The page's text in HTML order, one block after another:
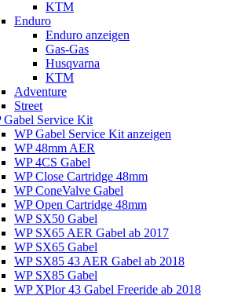
KTM
Enduro
Enduro anzeigen
Gas-Gas
Husqvarna
KTM
Adventure
Street
Gabel Service Kit
WP Gabel Service Kit anzeigen
WP 48mm AER
WP 4CS Gabel
WP Close Cartridge 48mm
WP ConeValve Gabel
WP Open Cartridge 48mm
WP SX50 Gabel
WP SX65 AER Gabel ab 2017
WP SX65 Gabel
WP SX85 43 AER Gabel ab 2018
WP SX85 Gabel
WP XPlor 43 Gabel Freeride ab 2018